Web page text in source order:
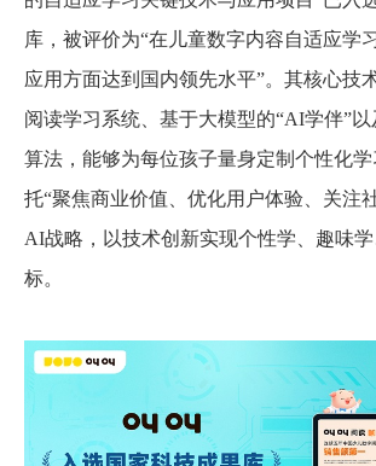
库，被评价为“在儿童数字内容自适应学
应用方面达到国内领先水平”。其核心技
阅读学习系统、基于大模型的“AI学伴”
算法，能够为每位孩子量身定制个性化
托“聚焦商业价值、优化用户体验、关注
AI战略，以技术创新实现个性学、趣味学
标。